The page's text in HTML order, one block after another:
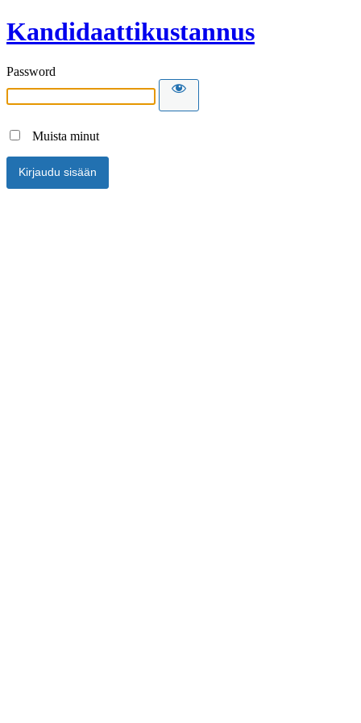
Kandidaattikustannus
Password
Muista minut